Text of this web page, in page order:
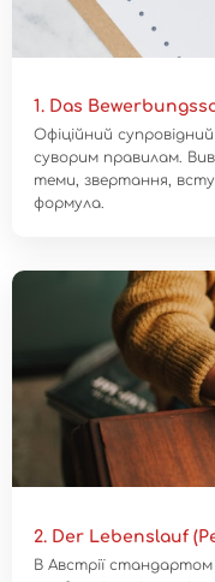
1. Das
Офіційний
суворим правилам.
теми, звертання,
формула.
2. Der Lebenslauf
В Австрії стандартом